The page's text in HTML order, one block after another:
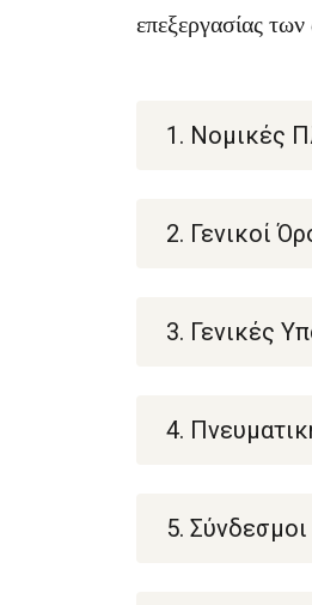
επεξεργασίας
1. Νομικές
2. Γενικοί
3. Γενικές
4.
5. Σύνδεσμοι